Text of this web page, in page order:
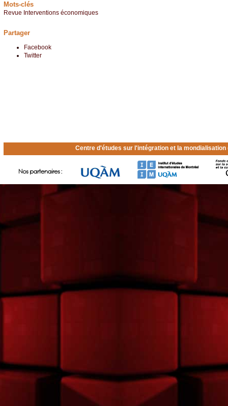
Mots-clés
Revue Interventions économiques
Partager
Facebook
Twitter
Centre d'études sur l'intégration et la mondialisation